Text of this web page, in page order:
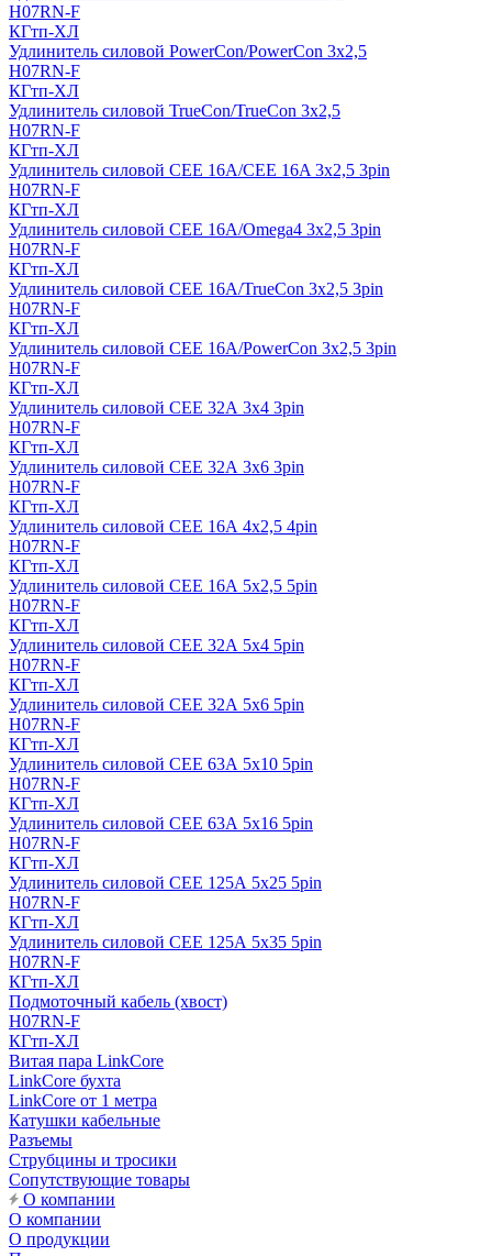
H07RN-F
КГтп-ХЛ
Удлинитель силовой PowerCon/PowerCon 3х2,5
H07RN-F
КГтп-ХЛ
Удлинитель силовой TrueCon/TrueCon 3х2,5
H07RN-F
КГтп-ХЛ
Удлинитель силовой CEE 16A/CEE 16A 3х2,5 3pin
H07RN-F
КГтп-ХЛ
Удлинитель силовой CEE 16A/Omega4 3х2,5 3pin
H07RN-F
КГтп-ХЛ
Удлинитель силовой CEE 16A/TrueCon 3х2,5 3pin
H07RN-F
КГтп-ХЛ
Удлинитель силовой CEE 16A/PowerCon 3х2,5 3pin
H07RN-F
КГтп-ХЛ
Удлинитель силовой CEE 32А 3х4 3pin
H07RN-F
КГтп-ХЛ
Удлинитель силовой CEE 32А 3х6 3pin
H07RN-F
КГтп-ХЛ
Удлинитель силовой CEE 16А 4х2,5 4pin
H07RN-F
КГтп-ХЛ
Удлинитель силовой CEE 16А 5x2,5 5pin
H07RN-F
КГтп-ХЛ
Удлинитель силовой CEE 32А 5x4 5pin
H07RN-F
КГтп-ХЛ
Удлинитель силовой CEE 32А 5x6 5pin
H07RN-F
КГтп-ХЛ
Удлинитель силовой CEE 63А 5x10 5pin
H07RN-F
КГтп-ХЛ
Удлинитель силовой CEE 63А 5x16 5pin
H07RN-F
КГтп-ХЛ
Удлинитель силовой CEE 125А 5x25 5pin
H07RN-F
КГтп-ХЛ
Удлинитель силовой CEE 125А 5x35 5pin
H07RN-F
КГтп-ХЛ
Подмоточный кабель (хвост)
H07RN-F
КГтп-ХЛ
Витая пара LinkCore
LinkCore бухта
LinkCore от 1 метра
Катушки кабельные
Разъемы
Струбцины и тросики
Сопутствующие товары
О компании
О компании
О продукции